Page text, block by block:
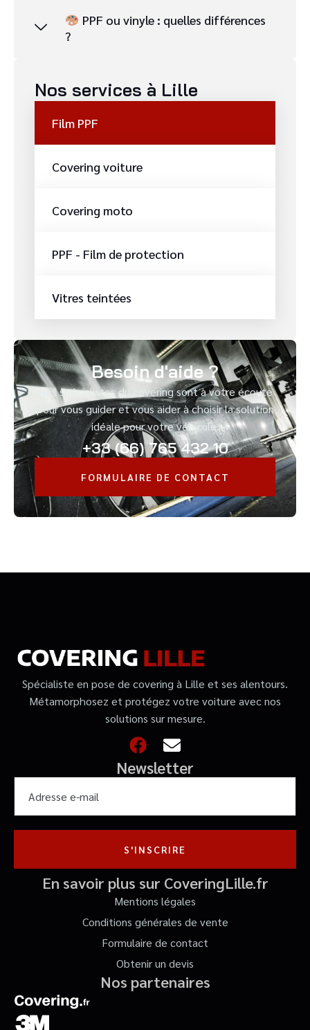
Nos services à Lille
Film PPF
Covering voiture
Covering moto
PPF - Film de protection
Vitres teintées
Besoin d'aide ?
Nos spécialistes du covering sont à votre écoute
pour vous guider et vous aider à choisir la solution
idéale pour votre véhicule.
+33 (66) 765 432 10
FORMULAIRE DE CONTACT
PPF ou vinyle : quelles différences
?
Spécialiste en pose de covering à Lille et ses alentours.
Métamorphosez et protégez votre voiture avec nos
solutions sur mesure.
Newsletter
S'INSCRIRE
En savoir plus sur CoveringLille.fr
Mentions légales
Conditions générales de vente
Formulaire de contact
Obtenir un devis
Nos partenaires